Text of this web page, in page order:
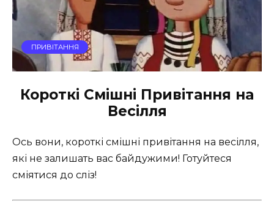
ПРИВІТАННЯ
Короткі Смішні Привітання на
Весілля
Ось вони, короткі смішні привітання на весілля,
які не залишать вас байдужими! Готуйтеся
сміятися до сліз!